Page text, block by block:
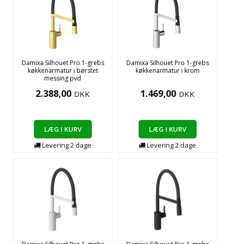
Damixa Silhouet Pro 1-grebs
køkkenarmatur i børstet
messing pvd
2.388,00 DKK
LÆG I KURV
Levering2dage
Damixa Silhouet Pro 1-grebs
køkkenarmatur i krom
1.469,00 DKK
LÆG I KURV
Levering2dage